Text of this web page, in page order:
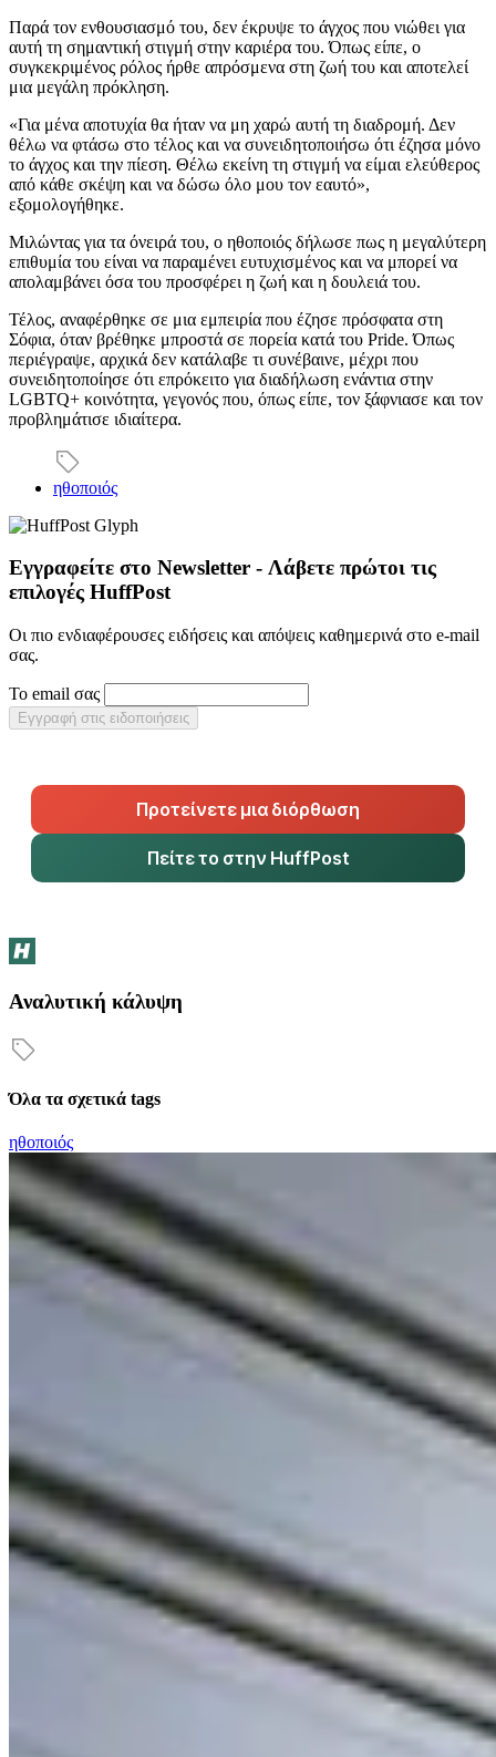
Παρά τον ενθουσιασμό του, δεν έκρυψε το άγχος που νιώθει για
αυτή τη σημαντική στιγμή στην καριέρα του. Όπως είπε, ο
συγκεκριμένος ρόλος ήρθε απρόσμενα στη ζωή του και αποτελεί
μια μεγάλη πρόκληση.
«Για μένα αποτυχία θα ήταν να μη χαρώ αυτή τη διαδρομή. Δεν
θέλω να φτάσω στο τέλος και να συνειδητοποιήσω ότι έζησα μόνο
το άγχος και την πίεση. Θέλω εκείνη τη στιγμή να είμαι ελεύθερος
από κάθε σκέψη και να δώσω όλο μου τον εαυτό»,
εξομολογήθηκε.
Μιλώντας για τα όνειρά του, ο ηθοποιός δήλωσε πως η μεγαλύτερη
επιθυμία του είναι να παραμένει ευτυχισμένος και να μπορεί να
απολαμβάνει όσα του προσφέρει η ζωή και η δουλειά του.
Τέλος, αναφέρθηκε σε μια εμπειρία που έζησε πρόσφατα στη
Σόφια, όταν βρέθηκε μπροστά σε πορεία κατά του Pride. Όπως
περιέγραψε, αρχικά δεν κατάλαβε τι συνέβαινε, μέχρι που
συνειδητοποίησε ότι επρόκειτο για διαδήλωση ενάντια στην
LGBTQ+ κοινότητα, γεγονός που, όπως είπε, τον ξάφνιασε και τον
προβλημάτισε ιδιαίτερα.
ηθοποιός
Εγγραφείτε στο Newsletter - Λάβετε πρώτοι τις
επιλογές HuffPost
Οι πιο ενδιαφέρουσες ειδήσεις και απόψεις καθημερινά στο e-mail
σας.
Το email σας
Εγγραφή στις ειδοποιήσεις
Προτείνετε μια διόρθωση
Πείτε το στην HuffPost
Αναλυτική κάλυψη
Όλα τα σχετικά tags
ηθοποιός